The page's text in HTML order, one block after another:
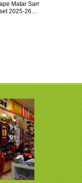
Matar Sarr
2025-26